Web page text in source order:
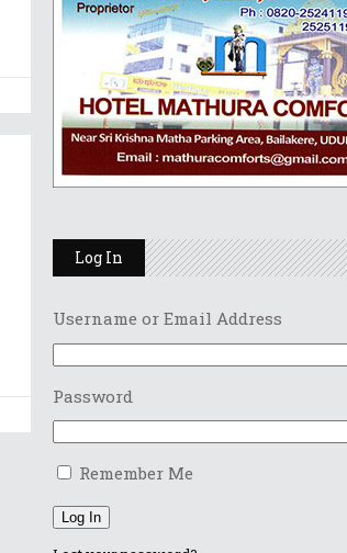
Log In
Username or Email Address
Password
Remember Me
Log In